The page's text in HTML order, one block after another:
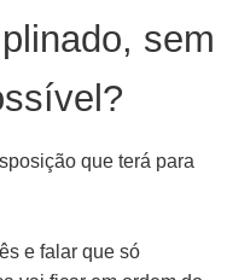
sem
que terá para
e falar que só